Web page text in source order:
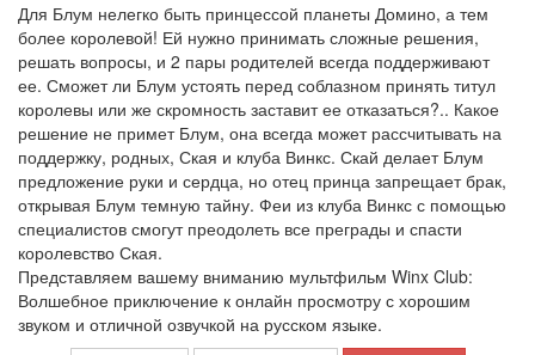
Для Блум нелегко быть принцессой планеты Домино, а тем
более королевой! Ей нужно принимать сложные решения,
решать вопросы, и 2 пары родителей всегда поддерживают
ее. Сможет ли Блум устоять перед соблазном принять титул
королевы или же скромность заставит ее отказаться?.. Какое
решение не примет Блум, она всегда может рассчитывать на
поддержку, родных, Ская и клуба Винкс. Скай делает Блум
предложение руки и сердца, но отец принца запрещает брак,
открывая Блум темную тайну. Феи из клуба Винкс с помощью
специалистов смогут преодолеть все преграды и спасти
королевство Ская.
Представляем вашему вниманию мультфильм Winx Club:
Волшебное приключение к онлайн просмотру с хорошим
звуком и отличной озвучкой на русском языке.